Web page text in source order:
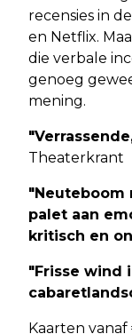
recensies in
en Netflix.
die verbale
genoeg
mening.
Theaterkrant
"Neuteboom
palet aan
kritisch en
"Frisse wind
Kaarten vanaf